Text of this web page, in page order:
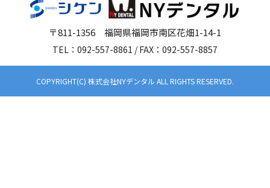
〒811-1356 福岡県福岡市南区花畑1-14-1
TEL：092-557-8861 / FAX：092-557-8857
COPYRIGHT(C) 株式会社NYデンタル ALL RIGHTS RESERVED.